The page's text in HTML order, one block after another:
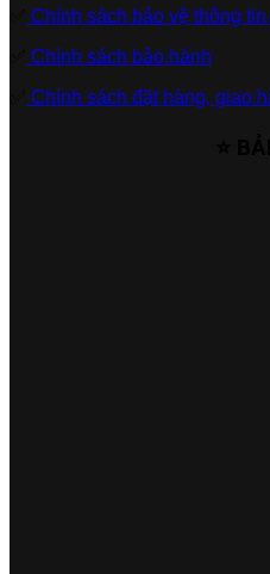
Chính sách bảo vệ thông
Chính sách bảo hành
Chính sách đặt hàng, giao